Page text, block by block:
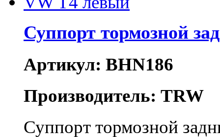
Суппорт тормозной
Артикул: BHN186
Производитель: TRW
Суппорт тормозной